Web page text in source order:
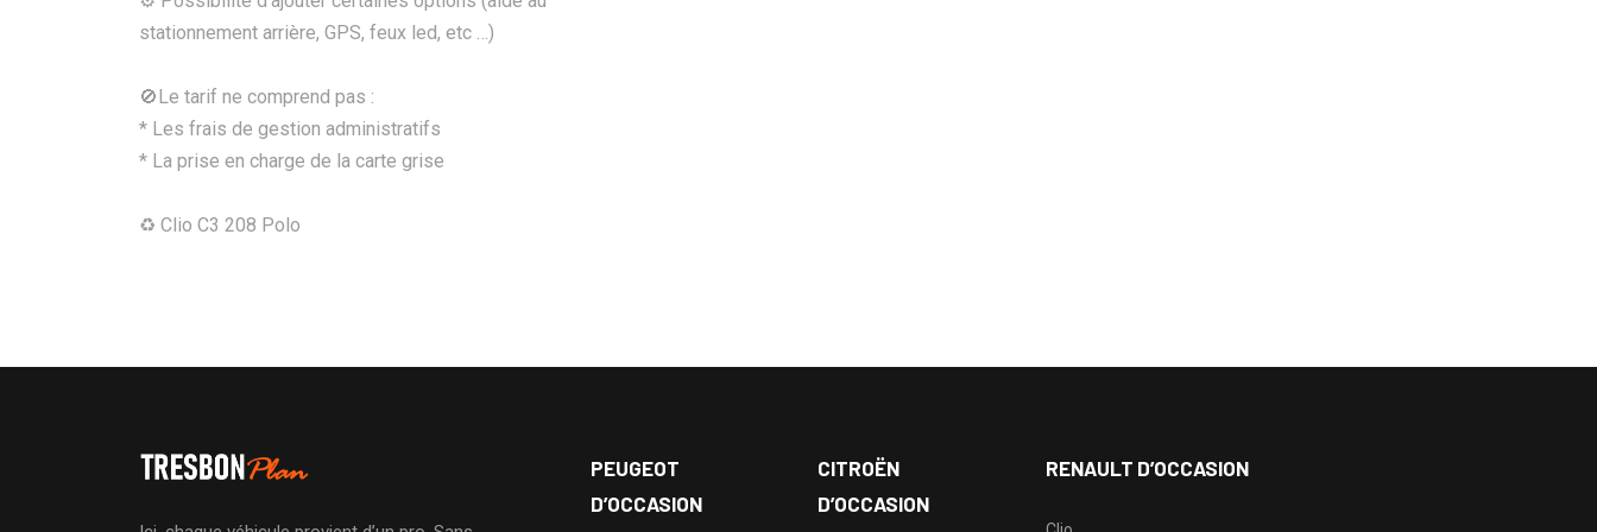
stationnement arrière, GPS, feux led, etc …)
🚫Le tarif ne comprend pas :
* Les frais de gestion administratifs
* La prise en charge de la carte grise
♻ Clio C3 208 Polo
PEUGEOT
D’OCCASION
CITROËN
D’OCCASION
RENAULT D’OCCASION